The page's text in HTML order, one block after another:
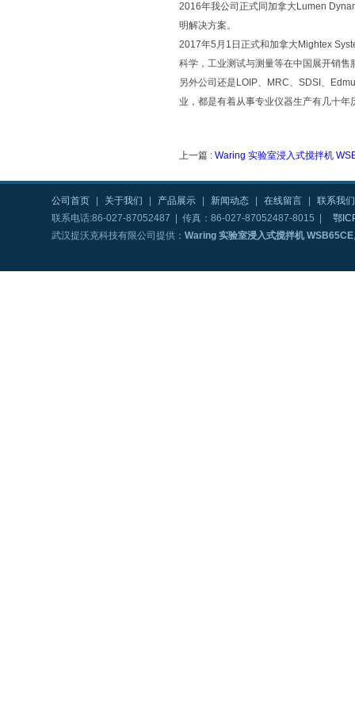
2016年我公司正式同加拿大Lumen
明解决方案。
2017年5月1日正式和加拿大Mightex
科学，工业测试与测量等在中国展开销售
另外公司还是LOIP、MRC、SDSI、
业，都是有着从事专业仪器生产有几十
上一篇 : Waring 实验室浸入式搅拌机
公司首页 关于我们 产品展示 新闻动态 在线留言
联系我们
联系电话:86-027-87052487 | 传真：86-027-87052487-8015 |
鄂
武汉提沃克科技有限公司提供： Waring 实验室浸入式搅拌机 WSB65CE,